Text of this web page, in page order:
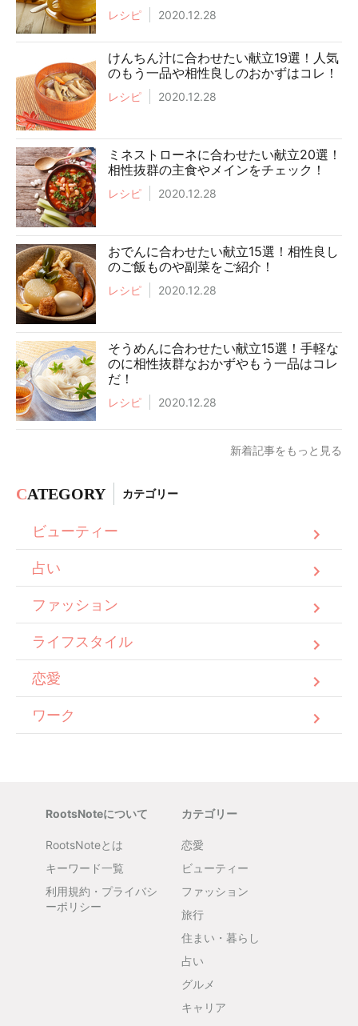
レシピ 2020.12.28
けんちん汁に合わせたい献立19選！人気
のもう一品や相性良しのおかずはコレ！
レシピ 2020.12.28
ミネストローネに合わせたい献立20選！
相性抜群の主食やメインをチェック！
レシピ 2020.12.28
おでんに合わせたい献立15選！相性良し
のご飯ものや副菜をご紹介！
レシピ 2020.12.28
そうめんに合わせたい献立15選！手軽な
のに相性抜群なおかずやもう一品はコレ
だ！
レシピ 2020.12.28
新着記事をもっと見る
CATEGORY カテゴリー
ビューティー
占い
ファッション
ライフスタイル
恋愛
ワーク
RootsNoteについて
RootsNoteとは
キーワード一覧
利用規約・プライバシ
ーポリシー
カテゴリー
恋愛
ビューティー
ファッション
旅行
住まい・暮らし
占い
グルメ
キャリア